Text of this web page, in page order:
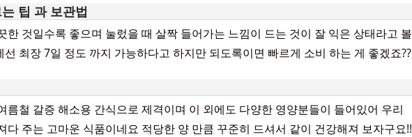
팁 과 보관법
한 것일수록 좋으며 눌렀을 때 살짝 들어가는 느낌이 드는 것이 잘 익은 상태라고 볼
최장 7일 정도 까지 가능하다고 하지만 되도록이면 빠르게 소비 하는 게 좋겠죠??
름철 갈증 해소용 간식으로 제격이며 이 외에도 다양한 영양분들이 들어있어 우리
다 주는 고마운 식품이네요 적당한 양 만큼 꾸준히 드셔서 같이 건강해져 보자구요!!